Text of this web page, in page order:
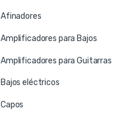
Afinadores
Amplificadores para Bajos
Amplificadores para Guitarras
Bajos eléctricos
Capos